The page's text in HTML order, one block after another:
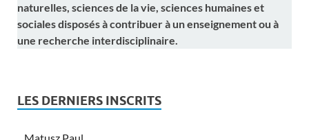
naturelles, sciences de la vie, sciences humaines et
sociales disposés à contribuer à un enseignement ou à
une recherche interdisciplinaire.
LES DERNIERS INSCRITS